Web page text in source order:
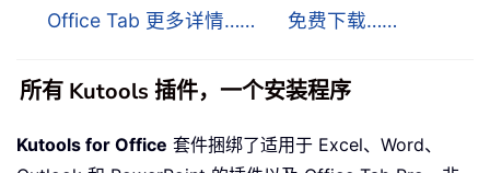
Office Tab 更多详情…… 免费下载……
所有 Kutools 插件，一个安装程序
Kutools for Office 套件捆绑了适用于 Excel、Word、